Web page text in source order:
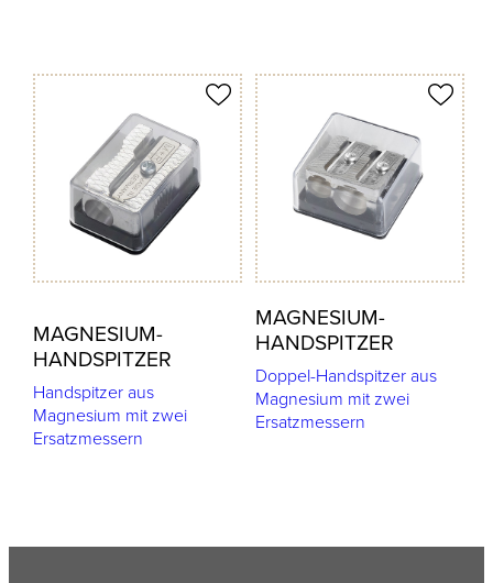
MAGNESIUM-
HANDSPITZER
Handspitzer aus
Magnesium mit zwei
Ersatzmessern
merken
MAGNESIUM-
HANDSPITZER
Doppel-Handspitzer aus
Magnesium mit zwei
Ersatzmessern
Produkt merken